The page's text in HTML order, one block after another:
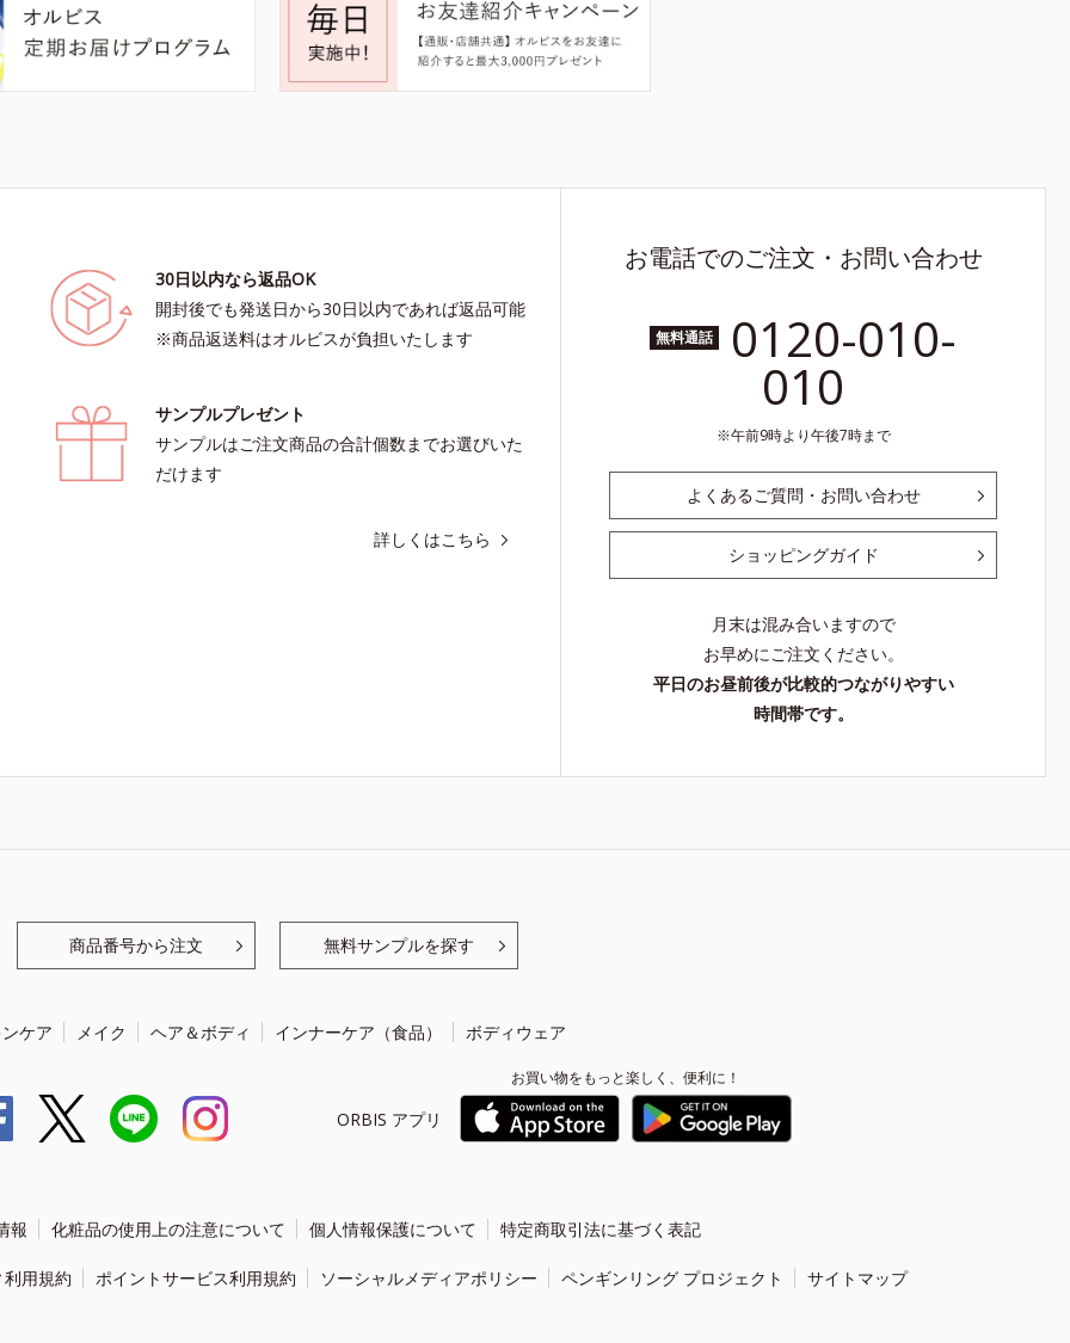
30日以内なら返品OK
開封後でも発送日から30日以内であれば返品可能
※商品返送料はオルビスが負担いたします
サンプルプレゼント
サンプルはご注文商品の合計個数までお選びいた
だけます
詳しくはこちら
お電話でのご注文・お問い合わせ
無料通話 0120-010-
010
午前9時より午後7時まで
よくあるご質問・お問い合わせ
ショッピングガイド
月末は混み合いますので
お早めにご注文ください。
平日のお昼前後が比較的つながりやすい
時間帯です。
商品番号から注文 無料サンプルを探す
ケア メイク ヘア＆ボディ インナーケア（食品） ボディウェア
ORBIS アプリ
お買い物をもっと楽しく、便利に！
報 化粧品の使用上の注意について 個人情報保護について 特定商取引法に基づく表記
用規約 ポイントサービス利用規約 ソーシャルメディアポリシー ペンギンリング プロジェクト サイトマップ